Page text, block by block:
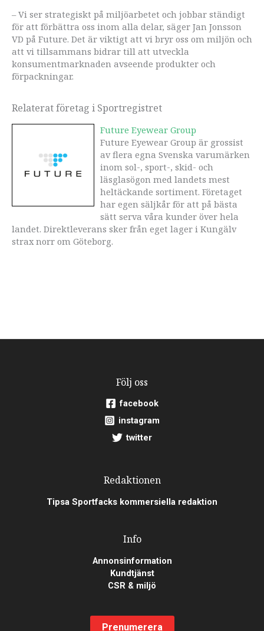
– Vi ser strategiskt på miljöarbetet och jobbar ständigt
för att förbättra oss inom alla delar, säger Jan Jonsson
VD på Future. Det är viktigt att vi bryr oss om miljön och
att vi tillsammans bidrar till att utveckla
konsumentmarknaden avseende produkter och
förpackningar.
Relaterat företag i Sportregistret
Future Eyewear Group
Future Eyewear Group är grossist
av flera egna Svenska varumärken
inom sol-, sport-, skid- och
läsglasögon med landets mest
heltäckande sortiment. Företaget
har egen säljkår för att på bästa
sätt serva våra kunder över hela
landet. Direktleverans sker från eget lager i Kungälv
strax norr om Göteborg.
Följ oss
facebook
instagram
twitter
Redaktionen
Tipsa Sportfacks kommersiella redaktion
Info
Annonsinformation
Kundtjänst
CSR & miljö
Prenumerera